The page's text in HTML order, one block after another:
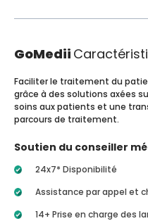
GoMedii
Faciliter le traitement du
grâce à des solutions axées
soins aux patients et une
parcours de traitement.
Soutien du conseiller
24x7* Disponibilité
Assistance par appel et
14+ Prise en charge des